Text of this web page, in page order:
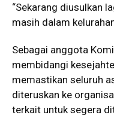
“Sekarang diusulkan
masih dalam
Sebagai anggota
membidangi
memastikan seluruh
diteruskan ke
terkait untuk segera